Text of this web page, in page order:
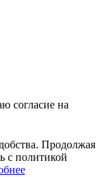
согласие на
Продолжая
с политикой